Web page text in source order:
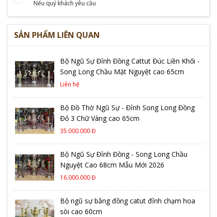
Nếu quý khách yêu cầu
SẢN PHẨM LIÊN QUAN
Bộ Ngũ Sự Đỉnh Đồng Cattut Đúc Liền Khối -
Song Long Chầu Mặt Nguyệt cao 65cm
Liên hệ
Bộ Đồ Thờ Ngũ Sự - Đỉnh Song Long Đồng
Đỏ 3 Chữ Vàng cao 65cm
35.000.000 Đ
Bộ Ngũ Sự Đỉnh Đồng - Song Long Chầu
Nguyệt Cao 68cm Mẫu Mới 2026
16.000.000 Đ
Bộ ngũ sự bằng đồng catut đỉnh chạm hoa
sòi cao 60cm